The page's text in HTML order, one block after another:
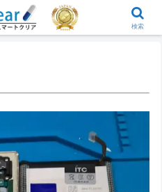
検索